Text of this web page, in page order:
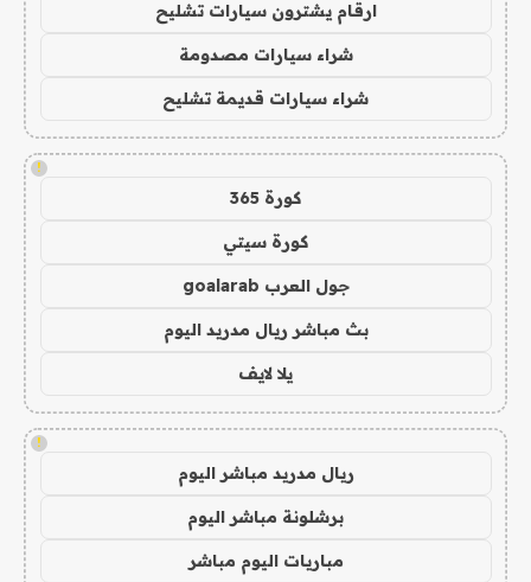
ارقام يشترون سيارات تشليح
شراء سيارات مصدومة
شراء سيارات قديمة تشليح
!
كورة 365
كورة سيتي
جول العرب goalarab
بث مباشر ريال مدريد اليوم
يلا لايف
!
ريال مدريد مباشر اليوم
برشلونة مباشر اليوم
مباريات اليوم مباشر